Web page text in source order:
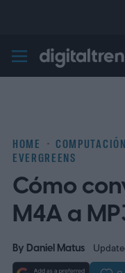
Digital
HOME COMPUTACIÓN
EVERGREENS
Cómo
M4A a
By Daniel Matus